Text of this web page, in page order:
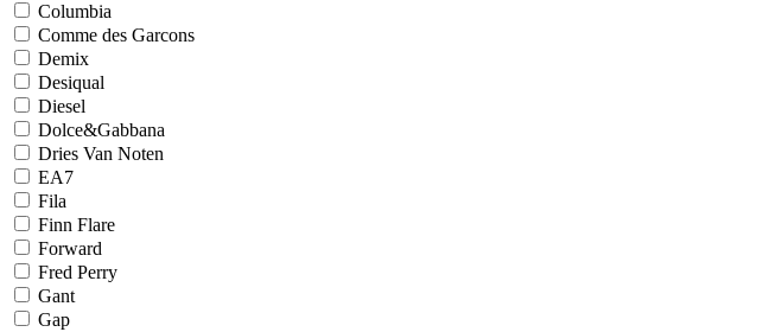
Columbia
Comme des Garcons
Demix
Desiqual
Diesel
Dolce&Gabbana
Dries Van Noten
EA7
Fila
Finn Flare
Forward
Fred Perry
Gant
Gap